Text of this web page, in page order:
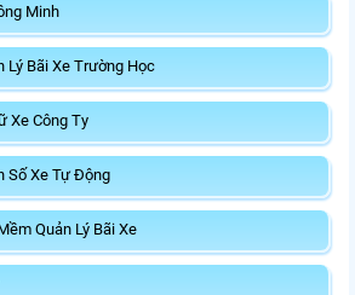
Minh
Lý Bãi Xe Trường Học
Xe Công Ty
Số Xe Tự Động
Quản Lý Bãi Xe